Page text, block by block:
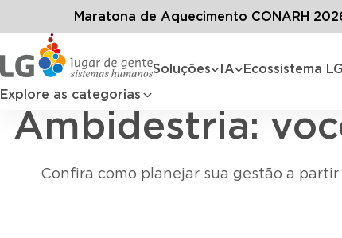
Soluções IA Ecossistema LG
Explore as categorias
Maratona de Aquecimento CONARH
Ambidestria:
Confira como planejar sua gestão a